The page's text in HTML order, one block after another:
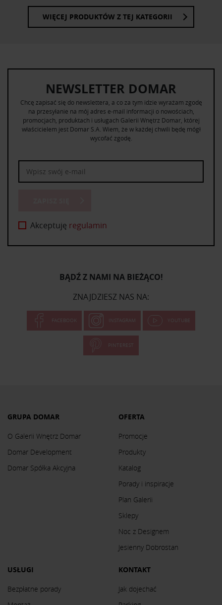
WIĘCEJ PRODUKTÓW Z TEJ KATEGORII
NEWSLETTER DOMAR
Chcę zapisać się do newslettera, a co za tym idzie wyrażam zgodę
na przesyłanie na mój adres e-mail informacji o nowościach,
promocjach, produktach i usługach Galerii Wnętrz Domar, której
właścicielem jest Domar S.A. Wiem, że w każdej chwili będę mógł
wycofać zgodę.
Akceptuję regulamin
BĄDŹ Z NAMI NA BIEŻĄCO!
ZNAJDZIESZ NAS NA:
FACEBOOK INSTAGRAM YOUTUBE
PINTEREST
GRUPA DOMAR
O Galerii Wnętrz Domar
Domar Development
Domar Spółka Akcyjna
OFERTA
Promocje
Produkty
Katalog
Porady i inspiracje
Plan Galerii
Sklepy
Noc z Designem
Jesienny Dobrostan
USŁUGI
Bezpłatne porady
KONTAKT
Jak dojechać